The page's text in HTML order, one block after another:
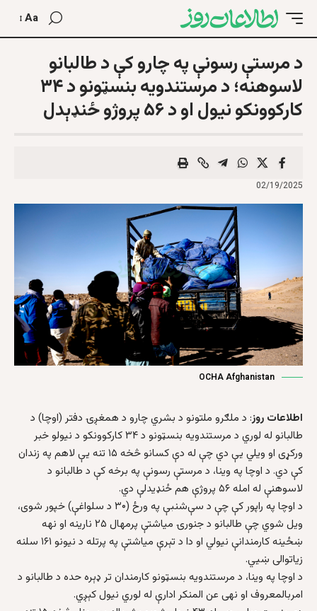
Aa
د مرستې رسونې په چارو کې د طالبانو
لاسوهنه؛ د مرستندویه بنسټونو د ۳۴
کارکوونکو نیول او د ۵۶ پروژو ځنډېدل
02/19/2025
OCHA Afghanistan
اطلاعات روز: د ملګرو ملتونو د بشري چارو د همغږۍ دفتر (اوچا) د
طالبانو له لوري د مرستندویه بنسټونو د ۳۴ کارکوونکو د نیولو خبر
ورکړی او ویلي یې دي چې له دې کسانو څخه ۱۵ تنه یې لاهم په زندان
کې دي. د اوچا په وینا، د مرستې رسونې په برخه کې د طالبانو د
لاسوهنې له امله ۵۶ پروژې هم ځنډیدلې دي.
د اوچا په راپور کې چې د سې‌شنبې په ورځ (۳۰ د سلواغې) خپور شوی،
ویل شوي چې طالبانو د جنورۍ میاشتې پرمهال ۲۵ نارینه او نهه
ښځینه کارمندانې نیولي او دا د تېرې میاشتې په پرتله د نیونو ۱۶۱ سلنه
زیاتوالی ښیي.
د اوچا په وینا، د مرستندویه بنسټونو کارمندان تر ډېره حده د طالبانو د
امربالمعروف او نهی عن المنکر ادارې له لوري نیول کېږي.